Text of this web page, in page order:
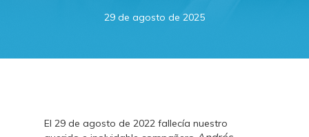
29 de agosto de 2025
El 29 de agosto de 2022 fallecía nuestro